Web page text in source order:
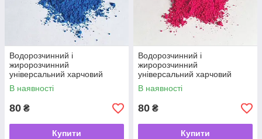
Водорозчинний і
жиророзчинний
універсальний харчовий
барвник Синій 5г
В наявності
80 ₴
Купити
Водорозчинний і
жиророзчинний
універсальний харчовий
барвник Рожевий фламінго 5г
В наявності
80 ₴
Купити